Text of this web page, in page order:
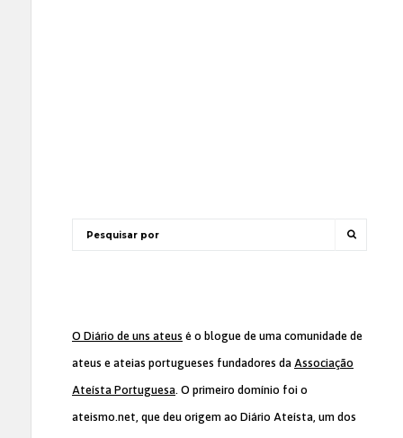
O Diário de uns ateus é o blogue de uma comunidade de
ateus e ateias portugueses fundadores da Associação
Ateísta Portuguesa. O primeiro domínio foi o
ateismo.net, que deu origem ao Diário Ateísta, um dos